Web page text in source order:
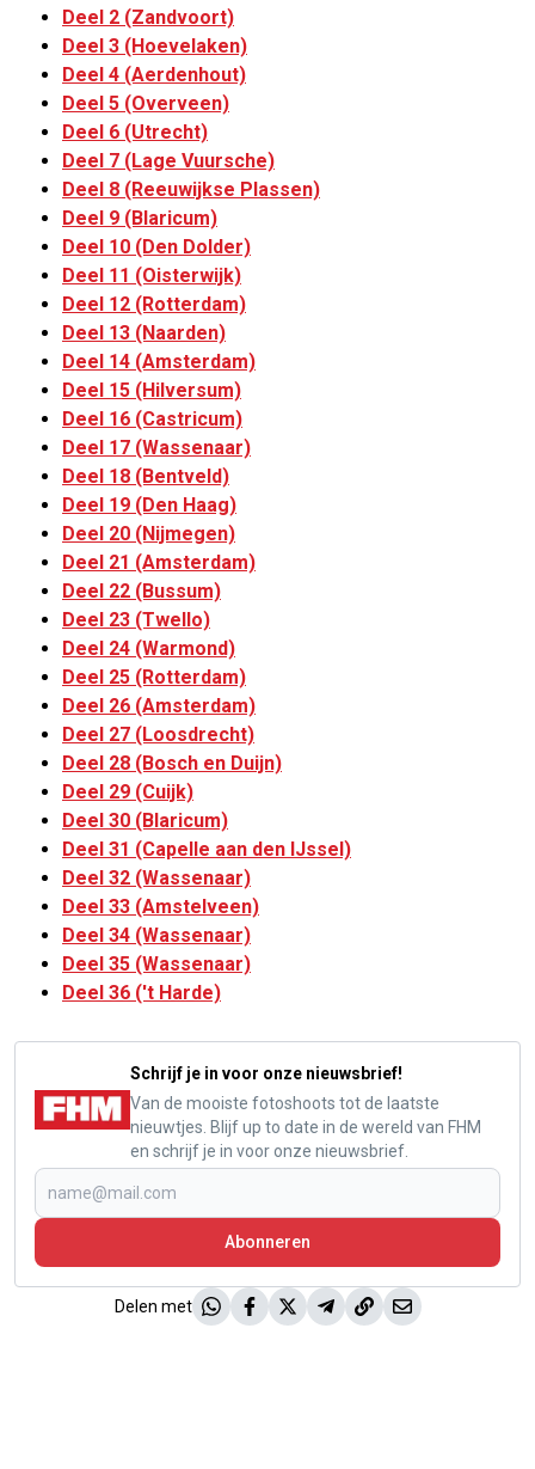
Deel 2 (Zandvoort)
Deel 3 (Hoevelaken)
Deel 4 (Aerdenhout)
Deel 5 (Overveen)
Deel 6 (Utrecht)
Deel 7 (Lage Vuursche)
Deel 8 (Reeuwijkse Plassen)
Deel 9 (Blaricum)
Deel 10 (Den Dolder)
Deel 11 (Oisterwijk)
Deel 12 (Rotterdam)
Deel 13 (Naarden)
Deel 14 (Amsterdam)
Deel 15 (Hilversum)
Deel 16 (Castricum)
Deel 17 (Wassenaar)
Deel 18 (Bentveld)
Deel 19 (Den Haag)
Deel 20 (Nijmegen)
Deel 21 (Amsterdam)
Deel 22 (Bussum)
Deel 23 (Twello)
Deel 24 (Warmond)
Deel 25 (Rotterdam)
Deel 26 (Amsterdam)
Deel 27 (Loosdrecht)
Deel 28 (Bosch en Duijn)
Deel 29 (Cuijk)
Deel 30 (Blaricum)
Deel 31 (Capelle aan den IJssel)
Deel 32 (Wassenaar)
Deel 33 (Amstelveen)
Deel 34 (Wassenaar)
Deel 35 (Wassenaar)
Deel 36 ('t Harde)
Schrijf je in voor onze nieuwsbrief!
Van de mooiste fotoshoots tot de laatste
nieuwtjes. Blijf up to date in de wereld van FHM
en schrijf je in voor onze nieuwsbrief.
Abonneren
Delen met